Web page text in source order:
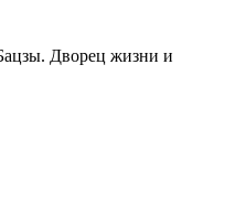
Дворец жизни и